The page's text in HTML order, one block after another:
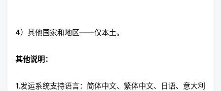
4）其他国家和地区——仅本土。
其他说明：
1.发运系统支持语言：简体中文、繁体中文、日语、意大利